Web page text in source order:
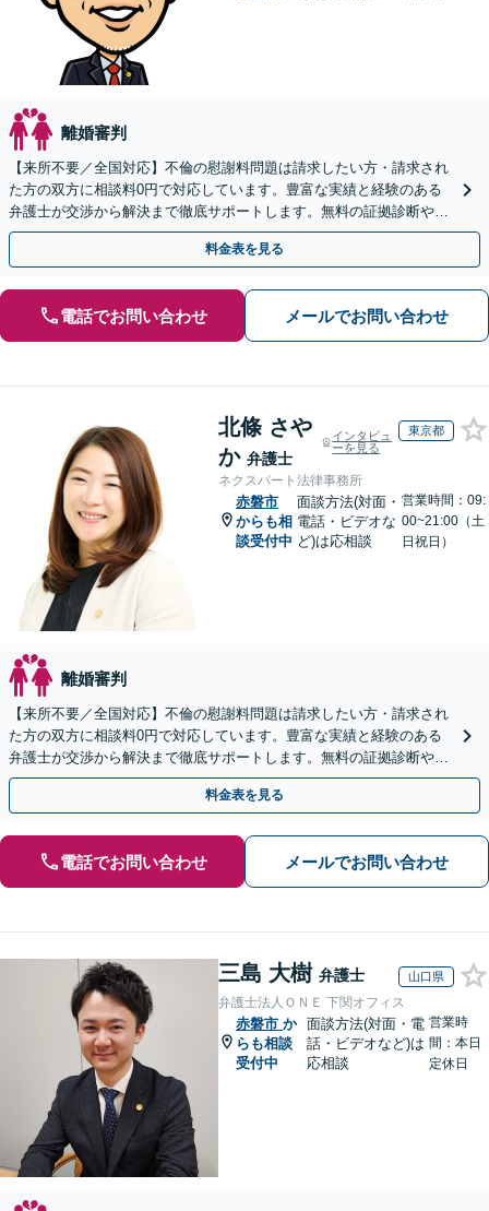
離婚審判
【来所不要／全国対応】不倫の慰謝料問題は請求したい方・請求され
た方の双方に相談料0円で対応しています。豊富な実績と経験のある
弁護士が交渉から解決まで徹底サポートします。無料の証拠診断や着
手金の返還保証もありますので安心してご相談ください。
料金表を見る
電話でお問い合わせ メールでお問い合わせ
北條 さや
か 弁護士
インタビュ
ーを見る
東京都
ネクスパート法律事務所
赤磐市
からも相
談受付中
面談方法(対面・
電話・ビデオな
ど)は応相談
営業時間：09:
00~21:00（土
日祝日）
離婚審判
【来所不要／全国対応】不倫の慰謝料問題は請求したい方・請求され
た方の双方に相談料0円で対応しています。豊富な実績と経験のある
弁護士が交渉から解決まで徹底サポートします。無料の証拠診断や着
手金の返還保証もありますので安心してご相談ください。
料金表を見る
電話でお問い合わせ メールでお問い合わせ
三島 大樹 弁護士 山口県
弁護士法人ＯＮＥ 下関オフィス
赤磐市 か
らも相談
受付中
面談方法(対面・電
話・ビデオなど)は
応相談
営業時
間：本日
定休日